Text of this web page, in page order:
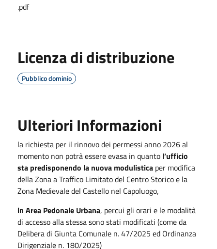
.pdf
Licenza di distribuzione
Pubblico dominio
Ulteriori Informazioni
la richiesta per il rinnovo dei permessi anno 2026 al
momento non potrà essere evasa in quanto l’ufficio
sta predisponendo la nuova modulistica per modifica
della Zona a Traffico Limitato del Centro Storico e la
Zona Medievale del Castello nel Capoluogo,
in Area Pedonale Urbana, percui gli orari e le modalità
di accesso alla stessa sono stati modificati (come da
Delibera di Giunta Comunale n. 47/2025 ed Ordinanza
Dirigenziale n. 180/2025)